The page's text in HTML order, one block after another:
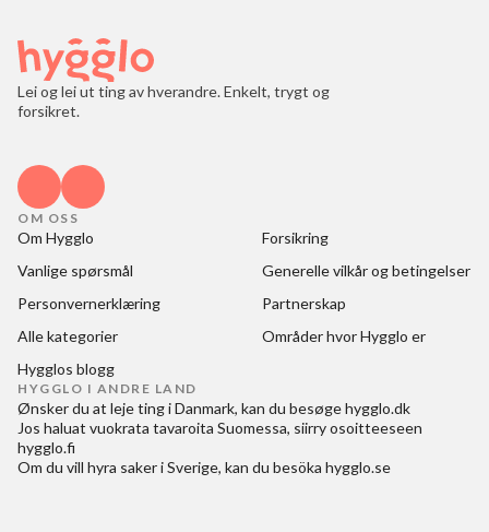
Lei og lei ut ting av hverandre. Enkelt, trygt og
forsikret.
OM OSS
Om Hygglo
Forsikring
Vanlige spørsmål
Generelle vilkår og betingelser
Personvernerklæring
Partnerskap
Alle kategorier
Områder hvor Hygglo er
Hygglos blogg
HYGGLO I ANDRE LAND
Ønsker du at leje ting i Danmark, kan du besøgehygglo.dk
Jos haluat vuokrata tavaroita Suomessa, siirry osoitteeseen
hygglo.fi
Om du vill hyra saker i Sverige, kan du besöka hygglo.se